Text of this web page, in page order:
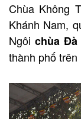
Chùa Không
Khánh Nam,
Ngôi chùa Đà
thành phố